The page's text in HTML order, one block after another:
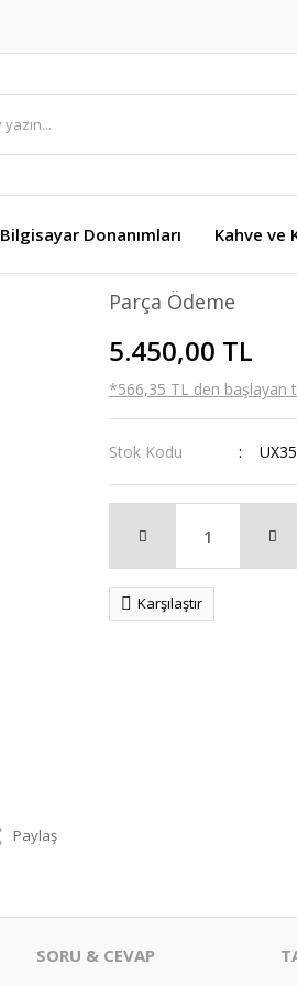
Bilgisayar Donanımları Kahve ve
Paylaş
Parça Ödeme
5.450,00 TL
*566,35 TL den başlayan
Stok Kodu
Karşılaştır
SORU & CEVAP